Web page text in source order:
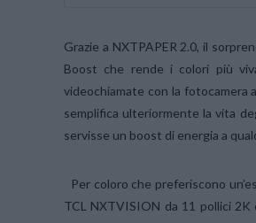
Grazie a NXTPAPER 2.0, il
Boost che rende i colori più
videochiamate con la fotocamera
semplifica ulteriormente la vita
servisse un boost di energia a
Per coloro che preferiscono
TCL NXTVISION da 11 pollici